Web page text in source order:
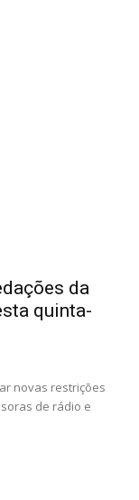
da
quinta-
novas restrições
de rádio e